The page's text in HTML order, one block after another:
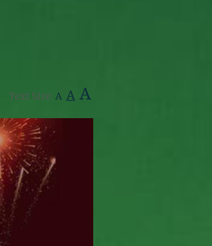
Text Size: A A A